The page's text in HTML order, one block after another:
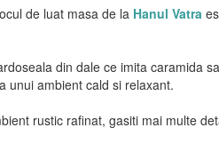
de luat masa de la Hanul Vatra
din dale ce imita caramida
unui ambient cald si relaxant.
rustic rafinat, gasiti mai multe